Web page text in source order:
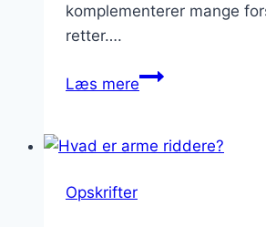
komplementerer mange
retter….
Læs mereFlødeskum
riddere:
Opskrifter